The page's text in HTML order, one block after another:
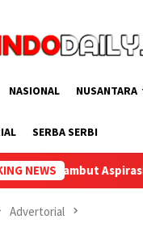
NASIONAL NUSANTARA
SERBA SERBI
NEWS
Gabungan Lembaga
Advertorial